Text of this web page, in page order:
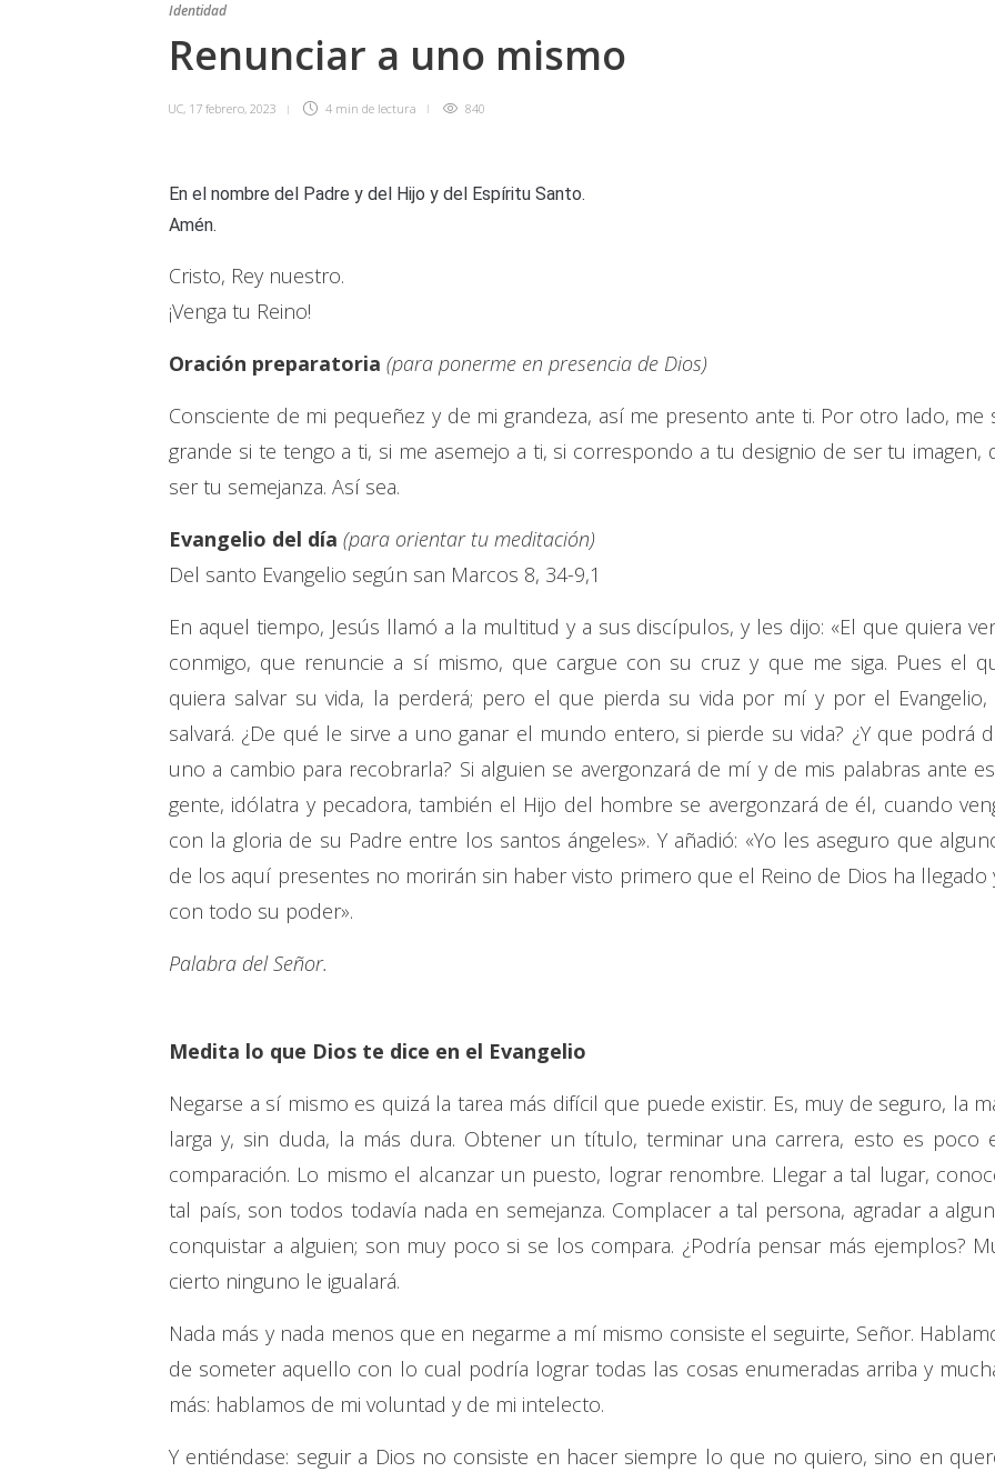
Identidad
Renunciar a uno mismo
UC, 17 febrero, 2023 4 min de lectura 840
En el nombre del Padre y del Hijo y del Espíritu Santo.
Amén.
Cristo, Rey nuestro.
¡Venga tu Reino!
Oración preparatoria (para ponerme en presencia de Dios)
Consciente de mi pequeñez y de mi grandeza, así me presento ante ti. Por otro lado, me
grande si te tengo a ti, si me asemejo a ti, si correspondo a tu designio de ser tu imagen,
ser tu semejanza. Así sea.
Evangelio del día (para orientar tu meditación)
Del santo Evangelio según san Marcos 8, 34-9,1
En aquel tiempo, Jesús llamó a la multitud y a sus discípulos, y les dijo: «El que quiera
conmigo, que renuncie a sí mismo, que cargue con su cruz y que me siga. Pues el
quiera salvar su vida, la perderá; pero el que pierda su vida por mí y por el Evangelio,
salvará. ¿De qué le sirve a uno ganar el mundo entero, si pierde su vida? ¿Y que podrá
uno a cambio para recobrarla? Si alguien se avergonzará de mí y de mis palabras ante
gente, idólatra y pecadora, también el Hijo del hombre se avergonzará de él, cuando
con la gloria de su Padre entre los santos ángeles». Y añadió: «Yo les aseguro que
de los aquí presentes no morirán sin haber visto primero que el Reino de Dios ha llegado
con todo su poder».
Palabra del Señor.
Medita lo que Dios te dice en el Evangelio
Negarse a sí mismo es quizá la tarea más difícil que puede existir. Es, muy de seguro, la
larga y, sin duda, la más dura. Obtener un título, terminar una carrera, esto es poco
comparación. Lo mismo el alcanzar un puesto, lograr renombre. Llegar a tal lugar,
tal país, son todos todavía nada en semejanza. Complacer a tal persona, agradar a
conquistar a alguien; son muy poco si se los compara. ¿Podría pensar más ejemplos?
cierto ninguno le igualará.
Nada más y nada menos que en negarme a mí mismo consiste el seguirte, Señor.
de someter aquello con lo cual podría lograr todas las cosas enumeradas arriba y
más: hablamos de mi voluntad y de mi intelecto.
Y entiéndase: seguir a Dios no consiste en hacer siempre lo que no quiero, sino en